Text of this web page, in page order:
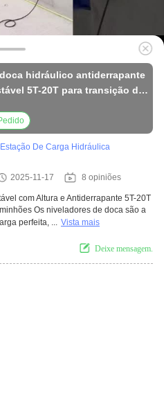
hidráulico antiderrapante
5T-20T para transição de
Estação De Carga Hidráulica
2025-11-17 8 opiniões
com Altura e Antiderrapante 5T-20T
Os niveladores de doca são a
perfeita, ... Vista mais
Deixe mensagem.